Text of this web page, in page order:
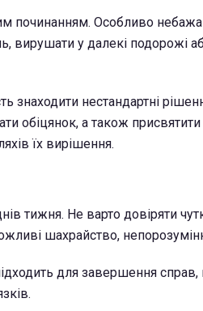
починанням. Особливо
вирушати у далекі подорожі
знаходити нестандартні
обіцянок, а також
їх вирішення.
тижня. Не варто довіряти
шахрайство,
для завершення справ,